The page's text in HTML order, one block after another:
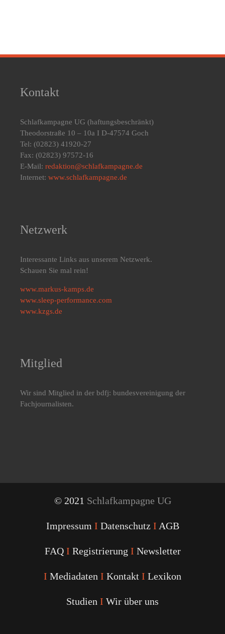
Kontakt
Schlafkampagne UG (haftungsbeschränkt)
Theodorstraße 10 – 10a I D-47574 Goch
Tel: (02823) 41920-27
Fax: (02823) 97572-16
E-Mail: redaktion@schlafkampagne.de
Internet: www.schlafkampagne.de
Netzwerk
Interessante Links aus unserem Netzwerk.
Schauen Sie mal rein!
www.markus-kamps.de
www.sleep-performance.com
www.kzgs.de
Mitglied
Wir sind Mitglied in der bdfj: bundesvereinigung der
Fachjournalisten.
© 2021 Schlafkampagne UG
Impressum I Datenschutz I AGB
FAQ I Registrierung I Newsletter
I Mediadaten I Kontakt I Lexikon
Studien I Wir über uns